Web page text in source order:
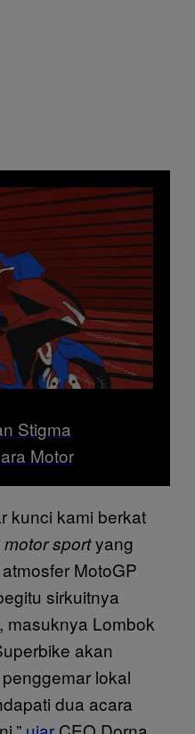
Stigma
Motor
kunci kami berkat
motor sportyang
MotoGP
sirkuitnya
masuknya Lombok
akan
lokal
dua acara